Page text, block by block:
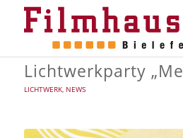
Lichtwerkparty
LICHTWERK, NEWS